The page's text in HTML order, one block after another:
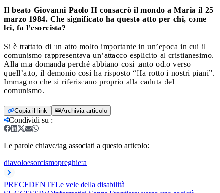
Il beato Giovanni Paolo II consacrò il mondo a Maria il 25
marzo 1984. Che significato ha questo atto per chi, come
lei, fa l’esorcista?
Si è trattato di un atto molto importante in un’epoca in cui il
comunismo rappresentava un’attacco esplicito al cristianesimo.
Alla mia domanda perché abbiano così tanto odio verso
quell’atto, il demonio così ha risposto “Ha rotto i nostri piani”.
Immagino che si riferiscano proprio alla caduta del
comunismo.
Copia il link Archivia articolo
Condividi su :
Le parole chiave/tag associati a questo articolo:
diavoloesorcismopreghiera
PRECEDENTELe vele della disabilità